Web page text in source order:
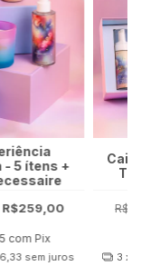
- 5 ítens +
R$259,00
com Pix
sem juros 3 x